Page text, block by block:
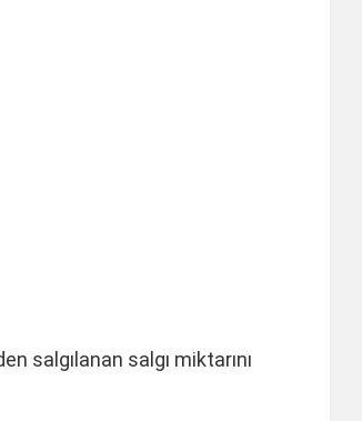
salgılanan salgı miktarını